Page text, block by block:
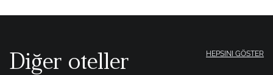
Diğer oteller HEPSINI GÖSTER